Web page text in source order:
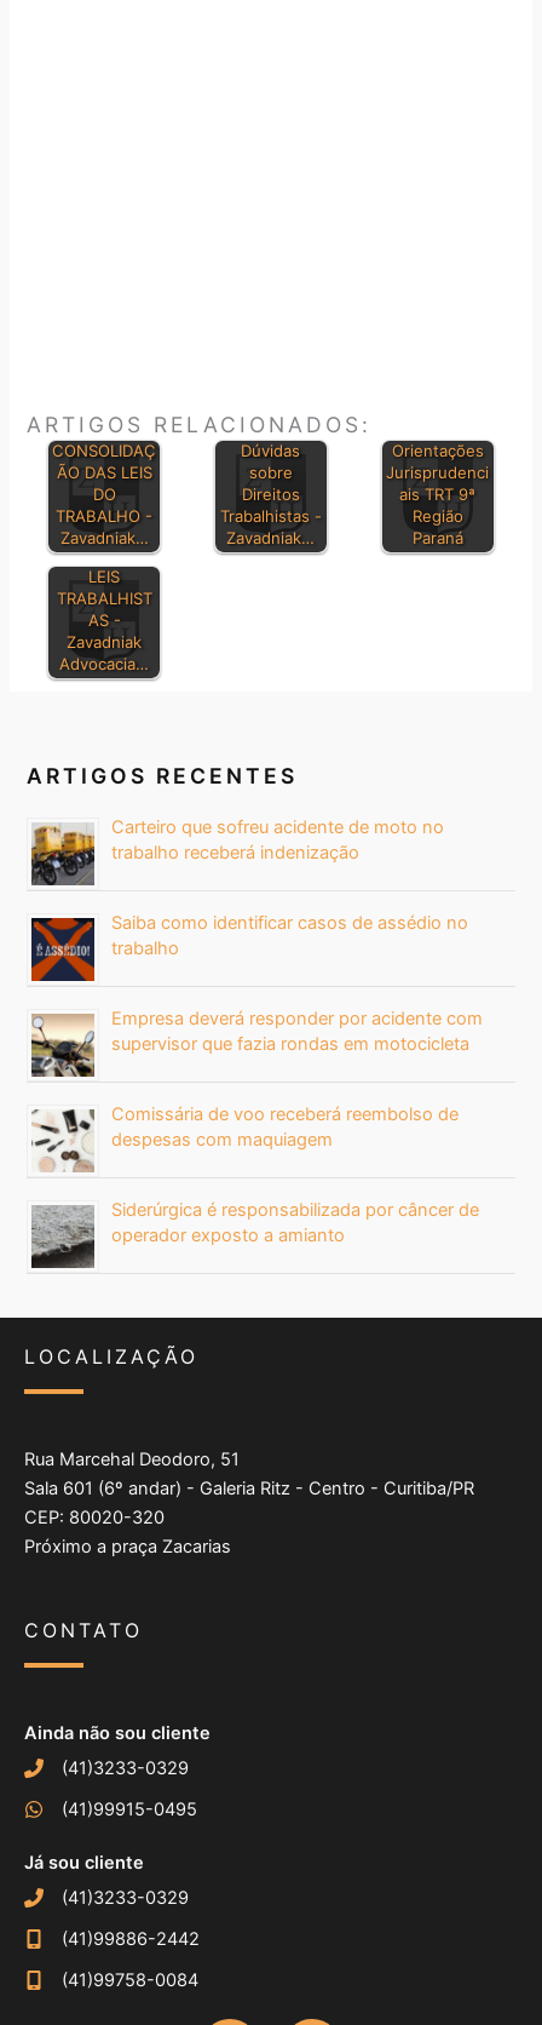
ARTIGOS RELACIONADOS:
CONSOLIDAÇ
ÃO DAS LEIS
DO
TRABALHO -
Zavadniak…
Dúvidas
sobre
Direitos
Trabalhistas -
Zavadniak…
Orientações
Jurisprudenci
ais TRT 9ª
Região
Paraná
PRINCIPAIS
LEIS
TRABALHIST
AS -
Zavadniak
Advocacia…
ARTIGOS RECENTES
Carteiro que sofreu acidente de moto no
trabalho receberá indenização
Saiba como identificar casos de assédio no
trabalho
Empresa deverá responder por acidente com
supervisor que fazia rondas em motocicleta
Comissária de voo receberá reembolso de
despesas com maquiagem
Siderúrgica é responsabilizada por câncer de
operador exposto a amianto
LOCALIZAÇÃO
Rua Marcehal Deodoro, 51
Sala 601 (6º andar) - Galeria Ritz - Centro - Curitiba/PR
CEP: 80020-320
Próximo a praça Zacarias
CONTATO
Ainda não sou cliente
(41)3233-0329
(41)99915-0495
Já sou cliente
(41)3233-0329
(41)99886-2442
(41)99758-0084